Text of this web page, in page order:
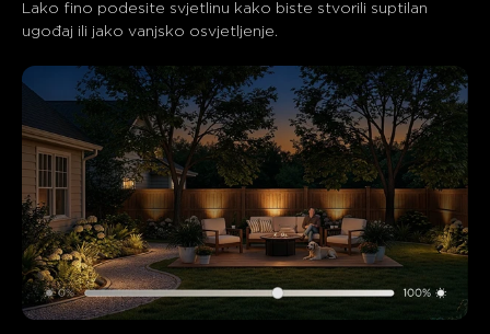
Lako fino podesite svjetlinu kako biste stvorili suptilan
ugođaj ili jako vanjsko osvjetljenje.